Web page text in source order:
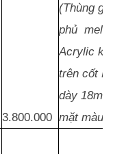
3.800.000
(Thùng gỗ
phủ
Acrylic
trên cốt
dày 18mm.
mặt màu